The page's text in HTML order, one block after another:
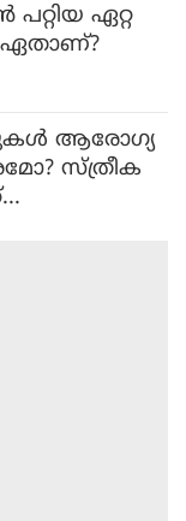
ഏറ്റ
ഏതാണ്?
ആരോഗ്യ
സ്ത്രീക